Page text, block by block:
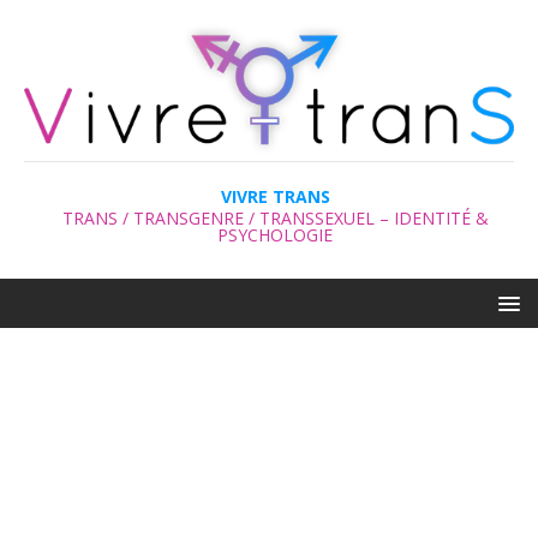
VIVRE TRANS
TRANS / TRANSGENRE / TRANSSEXUEL – IDENTITÉ &
PSYCHOLOGIE